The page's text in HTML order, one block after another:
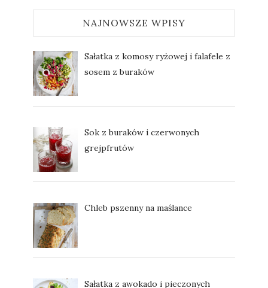
NAJNOWSZE WPISY
Sałatka z komosy ryżowej i falafele z
sosem z buraków
Sok z buraków i czerwonych
grejpfrutów
Chleb pszenny na maślance
Sałatka z awokado i pieczonych